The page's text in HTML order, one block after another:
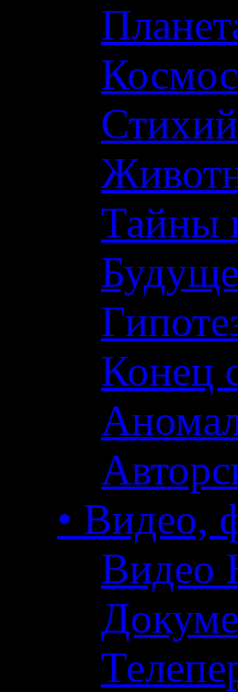
Космос
Тайны
Конец
• Видео,
Видео